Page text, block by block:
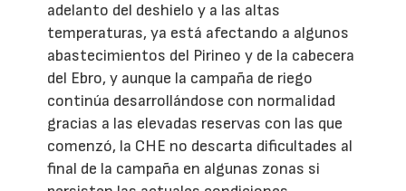
adelanto del deshielo y a las altas
temperaturas, ya está afectando a algunos
abastecimientos del Pirineo y de la cabecera
del Ebro, y aunque la campaña de riego
continúa desarrollándose con normalidad
gracias a las elevadas reservas con las que
comenzó, la CHE no descarta dificultades al
final de la campaña en algunas zonas si